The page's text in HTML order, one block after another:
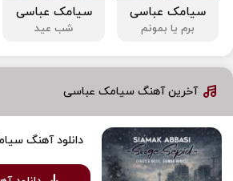
سیامک عباسی
برم یا بمونم
سیامک عباسی
شب عید
آخرین آهنگ سیامک عباسی
دانلود آهنگ